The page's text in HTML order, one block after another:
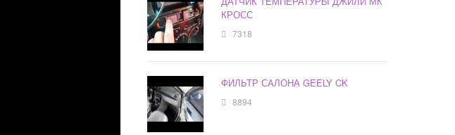
КРОСС
7318
ФИЛЬТР САЛОНА GEELY CK
8894